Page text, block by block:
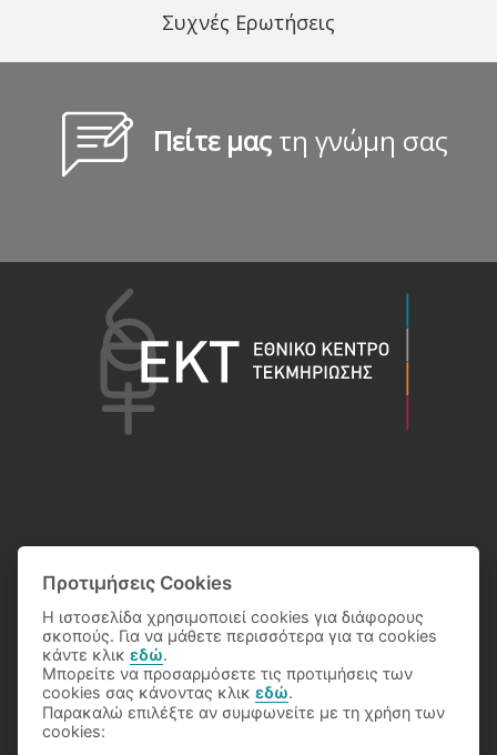
Συχνές Ερωτήσεις
Πείτε μας τη γνώμη σας
© 2026 Eθνικό Κέντρο Τεκμηρίωσης
Προτιμήσεις Cookies
Η ιστοσελίδα χρησιμοποιεί cookies για διάφορους
σκοπούς. Για να μάθετε περισσότερα για τα cookies
κάντε κλικεδώ.
Μπορείτε να προσαρμόσετε τις προτιμήσεις των
cookies σας κάνοντας κλικεδώ.
Παρακαλώ επιλέξτε αν συμφωνείτε με τη χρήση των
cookies: